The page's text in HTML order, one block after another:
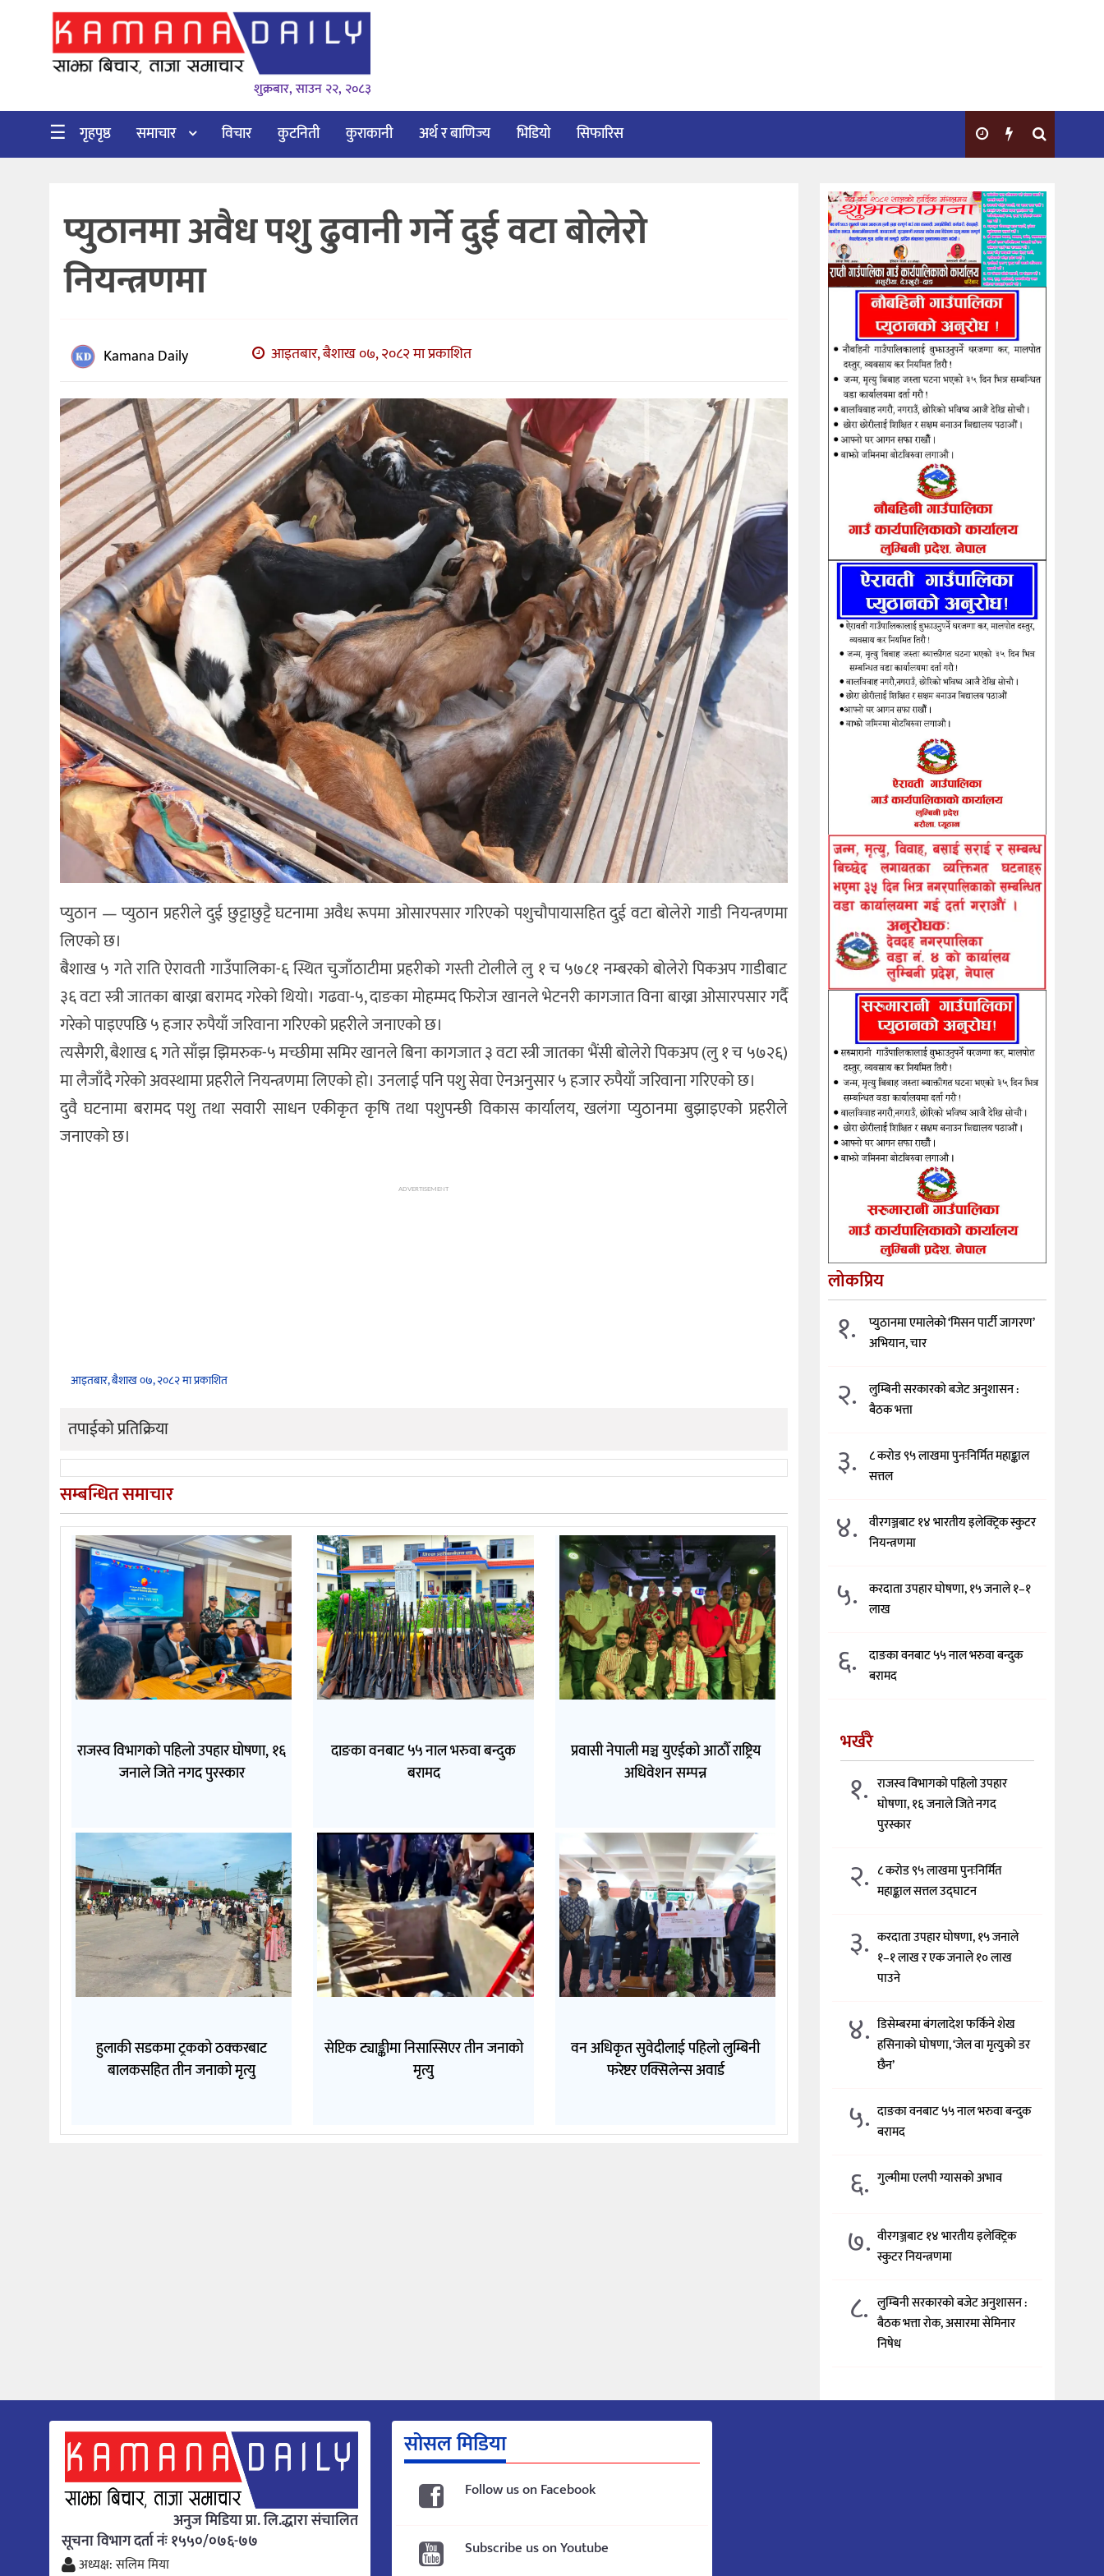
गृहपृष्ठ
विचार
कुटनिती
बाणिज्य
सिफारिस
शुक्रबार, साउन २२, २०८३
☰ गृहपृष्ठ समाचार विचार कुटनिती कुराकानी अर्थ र बाणिज्य भिडियो सिफारिस
प्युठानमा अवैध पशु ढुवानी गर्ने दुई वटा बोलेरो
नियन्त्रणमा
Kamana Daily आइतबार, बैशाख ०७, २०८२ मा प्रकाशित
प्युठान — प्युठान प्रहरीले दुई छुट्टाछुट्टै घटनामा अवैध रूपमा ओसारपसार गरिएको पशुचौपायासहित दुई वटा बोलेरो गाडी नियन्त्रणमा
लिएको छ।
बैशाख ५ गते राति ऐरावती गाउँपालिका-६ स्थित चुजाँठाटीमा प्रहरीको गस्ती टोलीले लु १ च ५७८१ नम्बरको बोलेरो पिकअप गाडीबाट
३६ वटा स्त्री जातका बाख्रा बरामद गरेको थियो। गढवा-५, दाङका मोहम्मद फिरोज खानले भेटनरी कागजात विना बाख्रा ओसारपसार गर्दै
गरेको पाइएपछि ५ हजार रुपैयाँ जरिवाना गरिएको प्रहरीले जनाएको छ।
त्यसैगरी, बैशाख ६ गते साँझ झिमरुक-५ मच्छीमा समिर खानले बिना कागजात ३ वटा स्त्री जातका भैंसी बोलेरो पिकअप (लु १ च ५७२६)
मा लैजाँदै गरेको अवस्थामा प्रहरीले नियन्त्रणमा लिएको हो। उनलाई पनि पशु सेवा ऐनअनुसार ५ हजार रुपैयाँ जरिवाना गरिएको छ।
दुवै घटनामा बरामद पशु तथा सवारी साधन एकीकृत कृषि तथा पशुपन्छी विकास कार्यालय, खलंगा प्युठानमा बुझाइएको प्रहरीले
जनाएको छ।
ADVERTISEMENT
आइतबार, बैशाख ०७, २०८२ मा प्रकाशित
तपाईको प्रतिक्रिया
सम्बन्धित समाचार
राजस्व विभागको पहिलो उपहार घोषणा, १६
जनाले जिते नगद पुरस्कार
दाङका वनबाट ५५ नाल भरुवा बन्दुक
बरामद
प्रवासी नेपाली मञ्च युएईको आठौँ राष्ट्रिय
अधिवेशन सम्पन्न
हुलाकी सडकमा ट्रकको ठक्करबाट
बालकसहित तीन जनाको मृत्यु
सेप्टिक ट्याङ्कीमा निसास्सिएर तीन जनाको
मृत्यु
वन अधिकृत सुवेदीलाई पहिलो लुम्बिनी
फरेष्टर एक्सिलेन्स अवार्ड
लोकप्रिय
१.
प्युठानमा एमालेको ‘मिसन पार्टी जागरण’
अभियान, चार
२.
लुम्बिनी सरकारको बजेट अनुशासन :
बैठक भत्ता
३.
८ करोड ९५ लाखमा पुनःनिर्मित महाङ्काल
सत्तल
४.
वीरगञ्जबाट १४ भारतीय इलेक्ट्रिक स्कुटर
नियन्त्रणमा
५.
करदाता उपहार घोषणा, १५ जनाले १–१
लाख
६.
दाङका वनबाट ५५ नाल भरुवा बन्दुक
बरामद
भर्खरै
१. राजस्व विभागको पहिलो उपहार
घोषणा, १६ जनाले जिते नगद
पुरस्कार
२. ८ करोड ९५ लाखमा पुनःनिर्मित
महाङ्काल सत्तल उद्घाटन
३. करदाता उपहार घोषणा, १५ जनाले
१–१ लाख र एक जनाले १० लाख
पाउने
४. डिसेम्बरमा बंगलादेश फर्किने शेख
हसिनाको घोषणा, ‘जेल वा मृत्युको डर
छैन’
५. दाङका वनबाट ५५ नाल भरुवा बन्दुक
बरामद
६. गुल्मीमा एलपी ग्यासको अभाव
७. वीरगञ्जबाट १४ भारतीय इलेक्ट्रिक
स्कुटर नियन्त्रणमा
८. लुम्बिनी सरकारको बजेट अनुशासन :
बैठक भत्ता रोक, असारमा सेमिनार
निषेध
अनुज मिडिया प्रा. लि.द्धारा संचालित
सूचना विभाग दर्ता नंः १५५०/०७६-७७
अध्यक्ष: सलिम मिया
सोसल मिडिया
Follow us on Facebook
Subscribe us on Youtube